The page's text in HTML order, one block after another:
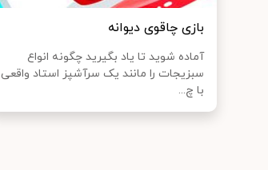
بازی چاقوی دیوانه
آماده شوید تا یاد بگیرید چگونه انواع
سبزیجات را مانند یک سرآشپز استاد واقعی
با چ...